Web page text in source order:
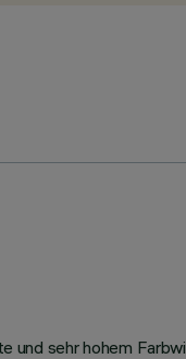
sehr hohem